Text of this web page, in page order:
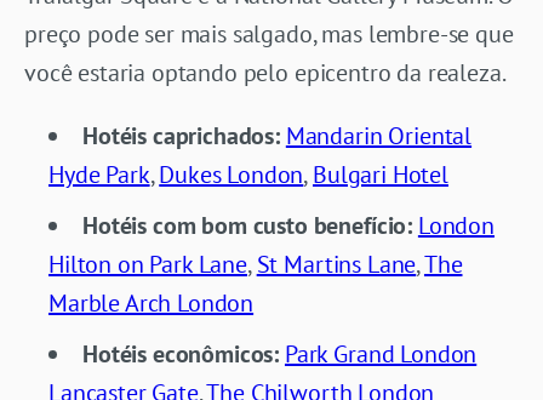
preço pode ser mais salgado, mas lembre-se que
você estaria optando pelo epicentro da realeza.
Hotéis caprichados: Mandarin Oriental
Hyde Park,Dukes London,Bulgari Hotel
Hotéis com bom custo benefício: London
Hilton on Park Lane,St Martins Lane,The
Marble Arch London
Hotéis econômicos: Park Grand London
Lancaster Gate,The Chilworth London